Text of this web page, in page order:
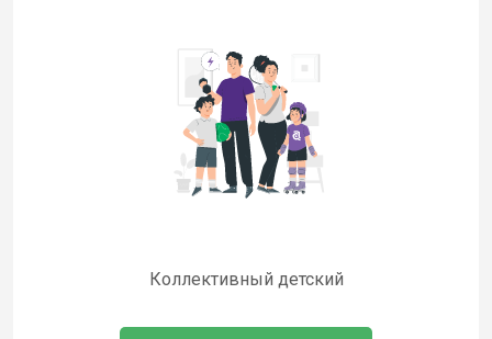
Коллективный детский